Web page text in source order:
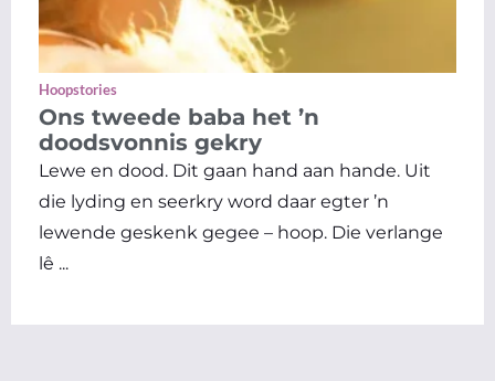
Hoopstories
Ons tweede baba het ’n
doodsvonnis gekry
Lewe en dood. Dit gaan hand aan hande. Uit
die lyding en seerkry word daar egter ’n
lewende geskenk gegee – hoop. Die verlange
lê ...